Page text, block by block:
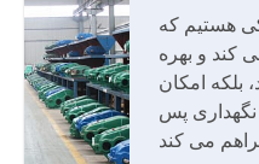
هستیم که
کند و بهره
بلکه امکان
نگهداری پس